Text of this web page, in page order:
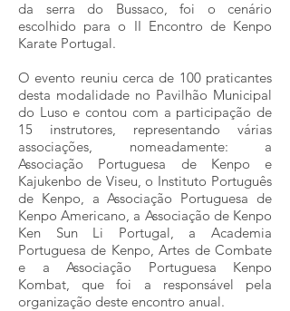
da serra do Bussaco, foi o cenário
escolhido para o II Encontro de Kenpo
Karate Portugal.
O evento reuniu cerca de 100 praticantes
desta modalidade no Pavilhão Municipal
do Luso e contou com a participação de
15 instrutores, representando várias
associações, nomeadamente: a
Associação Portuguesa de Kenpo e
Kajukenbo de Viseu, o Instituto Português
de Kenpo, a Associação Portuguesa de
Kenpo Americano, a Associação de Kenpo
Ken Sun Li Portugal, a Academia
Portuguesa de Kenpo, Artes de Combate
e a Associação Portuguesa Kenpo
Kombat, que foi a responsável pela
organização deste encontro anual.